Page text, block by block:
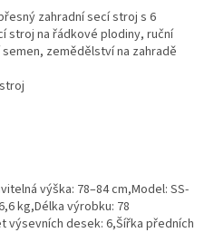
zahradní secí stroj s 6
stroj na řádkové plodiny, ruční
zemědělství na zahradě
výška: 78–84 cm,Model: SS-
kg,Délka výrobku: 78
výsevních desek: 6,Šířka předních